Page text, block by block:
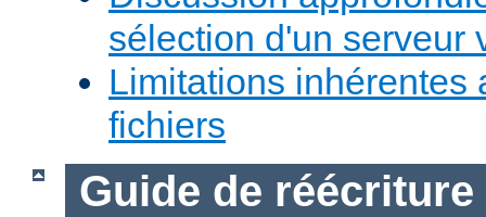
sélection d'un serveur
Limitations inhérentes
fichiers
Guide de réécriture